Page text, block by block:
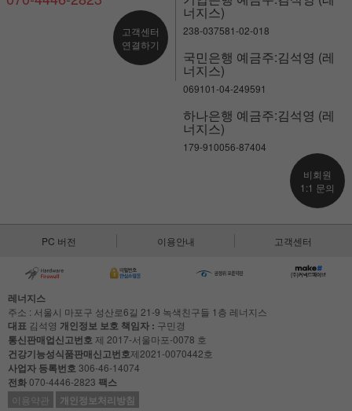
고객센터
연결하기
너지스)
238-037581-02-018
국민은행 예금주:김석영 (레
너지스)
069101-04-249591
하나은행 예금주:김석영 (레
너지스)
179-910056-87404
비회원
1:1 문의
PC 버전 이용안내 고객센터
레너지스
주소 : 서울시 마포구 성산로6길 21-9 녹색친구들 1층 레너지스
대표 김석영 개인정보 보호 책임자 : 구민경
통신판매업신고번호제 2017-서울마포-0078 호
건강기능성식품판매신고번호제2021-0070442호
사업자 등록번호306-46-14074
전화070-4446-2823 팩스
이용약관 개인정보처리방침